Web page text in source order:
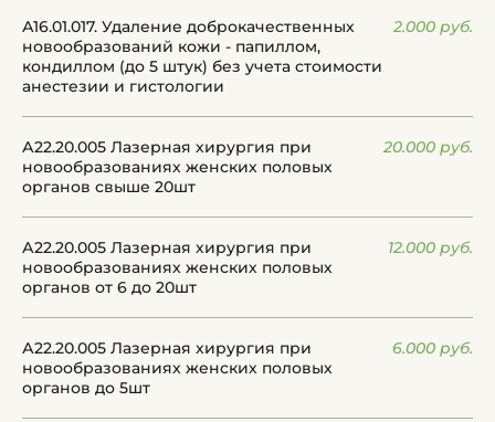
А16.01.017. Удаление доброкачественных
новообразований кожи - папиллом,
кондиллом (до 5 штук) без учета стоимости
анестезии и гистологии
2.000 руб.
А22.20.005 Лазерная хирургия при
новообразованиях женских половых
органов свыше 20шт
20.000 руб.
А22.20.005 Лазерная хирургия при
новообразованиях женских половых
органов от 6 до 20шт
12.000 руб.
А22.20.005 Лазерная хирургия при
новообразованиях женских половых
органов до 5шт
6.000 руб.